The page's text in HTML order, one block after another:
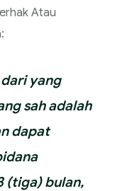
Atau
yang
sah adalah
dapat
(tiga) bulan,